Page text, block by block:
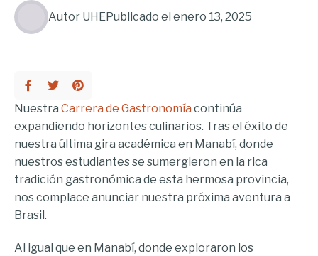
Autor UHEPublicado el enero 13, 2025
Nuestra Carrera de Gastronomía continúa
expandiendo horizontes culinarios. Tras el éxito de
nuestra última gira académica en Manabí, donde
nuestros estudiantes se sumergieron en la rica
tradición gastronómica de esta hermosa provincia,
nos complace anunciar nuestra próxima aventura a
Brasil.
Al igual que en Manabí, donde exploraron los